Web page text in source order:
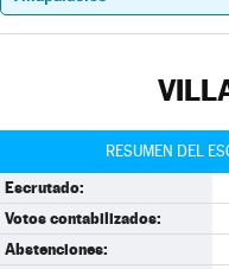
RESUMEN DEL
Escrutado:
Votos contabilizados:
Abstenciones: